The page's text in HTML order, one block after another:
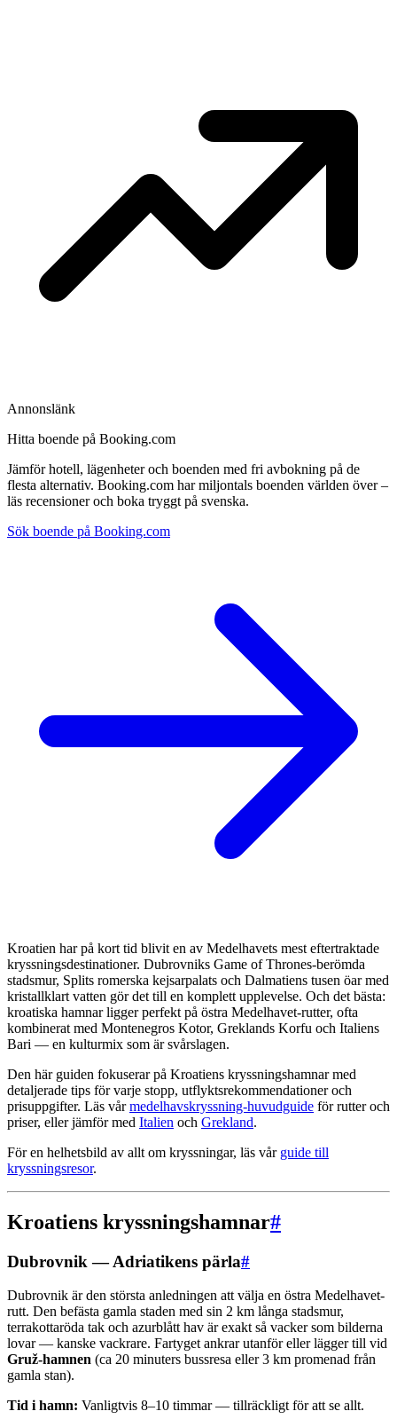
Annonslänk
Hitta boende på Booking.com
Jämför hotell, lägenheter och boenden med fri avbokning på de
flesta alternativ. Booking.com har miljontals boenden världen över –
läs recensioner och boka tryggt på svenska.
Sök boende på Booking.com
Kroatien har på kort tid blivit en av Medelhavets mest eftertraktade
kryssningsdestinationer. Dubrovniks Game of Thrones-berömda
stadsmur, Splits romerska kejsarpalats och Dalmatiens tusen öar med
kristallklart vatten gör det till en komplett upplevelse. Och det bästa:
kroatiska hamnar ligger perfekt på östra Medelhavet-rutter, ofta
kombinerat med Montenegros Kotor, Greklands Korfu och Italiens
Bari — en kulturmix som är svårslagen.
Den här guiden fokuserar på Kroatiens kryssningshamnar med
detaljerade tips för varje stopp, utflyktsrekommendationer och
prisuppgifter. Läs vårmedelhavskryssning-huvudguide för rutter och
priser, eller jämför med Italien och Grekland.
För en helhetsbild av allt om kryssningar, läs vår guide till
kryssningsresor.
Kroatiens kryssningshamnar#
Dubrovnik — Adriatikens pärla#
Dubrovnik är den största anledningen att välja en östra Medelhavet-
rutt. Den befästa gamla staden med sin 2 km långa stadsmur,
terrakottaröda tak och azurblått hav är exakt så vacker som bilderna
lovar — kanske vackrare. Fartyget ankrar utanför eller lägger till vid
Gruž-hamnen (ca 20 minuters bussresa eller 3 km promenad från
gamla stan).
Tid i hamn: Vanligtvis 8–10 timmar — tillräckligt för att se allt.